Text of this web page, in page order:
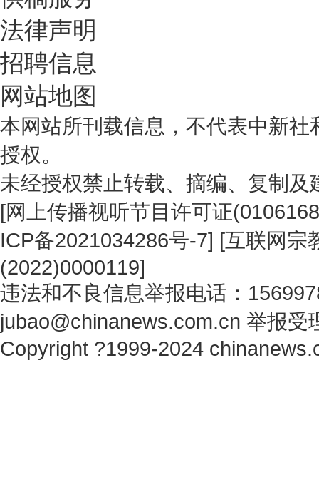
法律声明
招聘信息
网站地图
本网站所刊载信息，不代表中新
授权。
未经授权禁止转载、摘编、复制
[网上传播视听节目许可证
ICP备2021034286号-7] [互联网宗
(2022)0000119]
违法和不良信息举报电话：
jubao@chinanews.com.cn 举报受
Copyright ?1999-2024